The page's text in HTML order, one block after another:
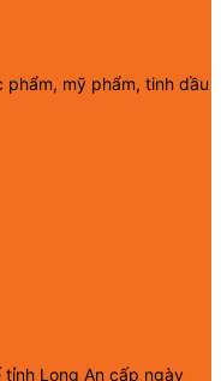
phẩm, mỹ phẩm, tinh dầu
tỉnh Long An cấp ngày